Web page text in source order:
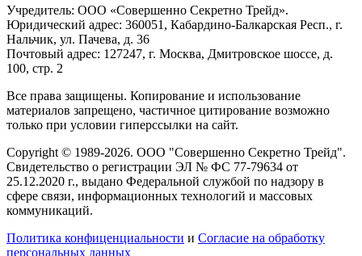
Учредитель: ООО «Совершенно Секретно Трейд».
Юридический адрес: 360051, Кабардино-Балкарская Респ., г.
Нальчик, ул. Пачева, д. 36
Почтовый адрес: 127247, г. Москва, Дмитровское шоссе, д.
100, стр. 2
Все права защищены. Копирование и использование
материалов запрещено, частичное цитирование возможно
только при условии гиперссылки на сайт.
Copyright © 1989-2026. ООО "Совершенно Секретно Трейд".
Свидетельство о регистрации ЭЛ № ФС 77-79634 от
25.12.2020 г., выдано Федеральной службой по надзору в
сфере связи, информационных технологий и массовых
коммуникаций.
Политика конфиценциальности и Согласие на обработку
персональных данных